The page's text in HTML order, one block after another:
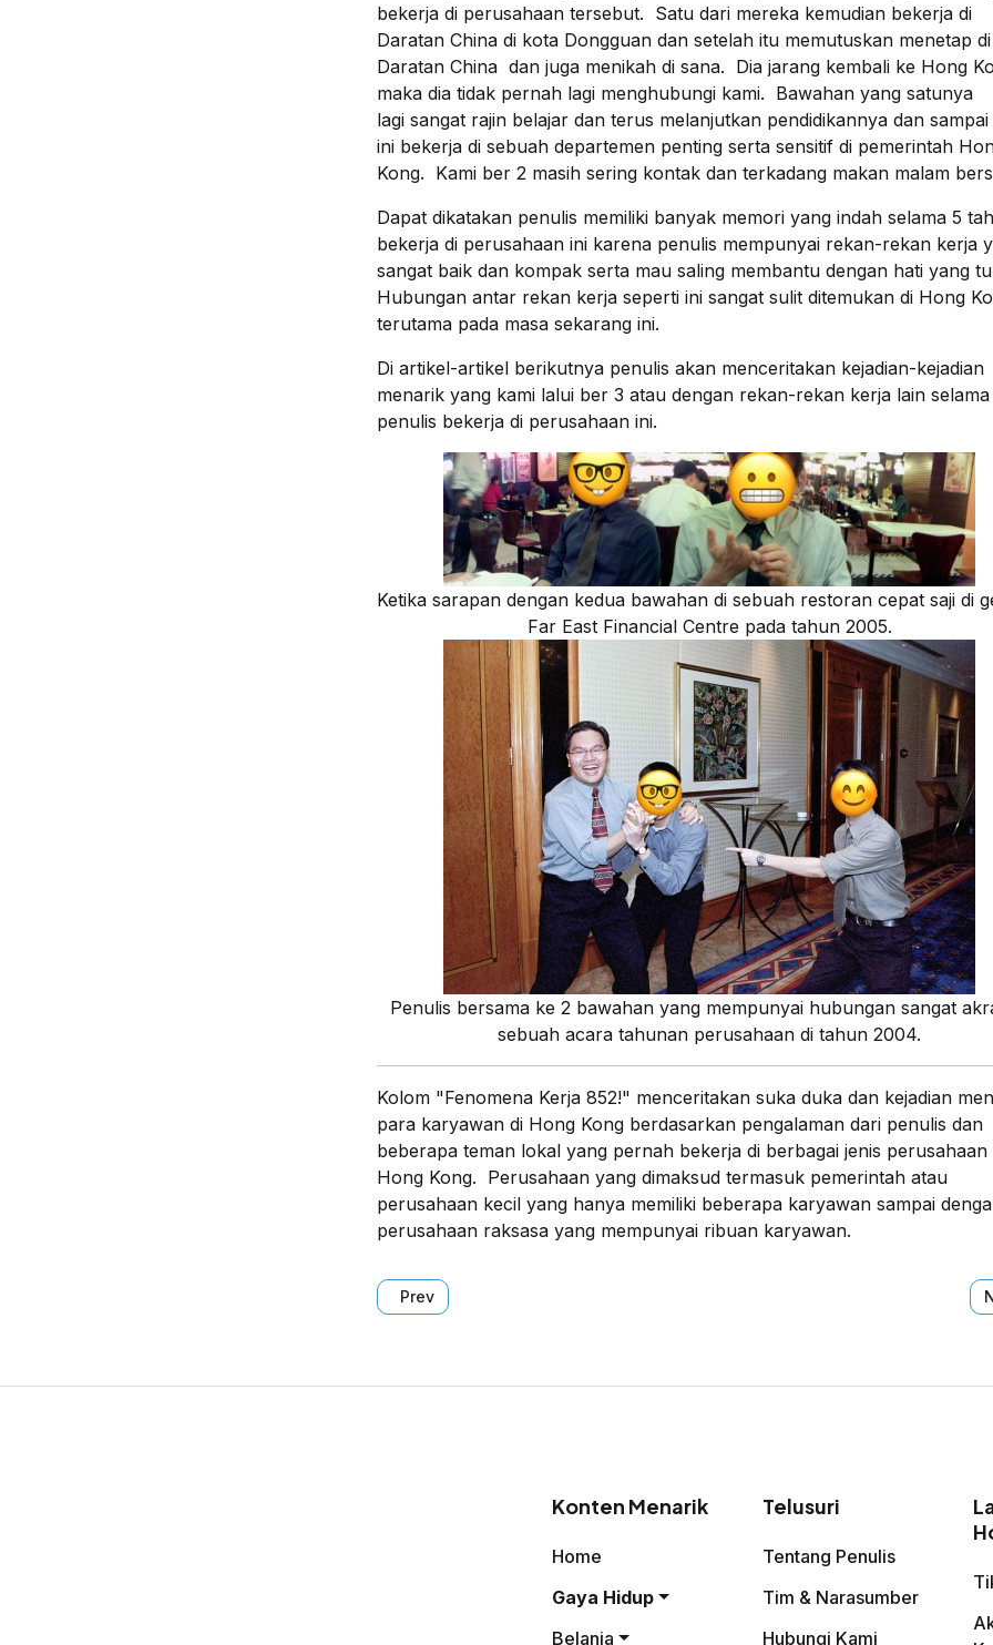
bekerja di perusahaan tersebut. Satu dari mereka kemudian bekerja di
Daratan China di kota Dongguan dan setelah itu memutuskan menetap di
Daratan China dan juga menikah di sana. Dia jarang kembali ke Hong
maka dia tidak pernah lagi menghubungi kami. Bawahan yang satunya
lagi sangat rajin belajar dan terus melanjutkan pendidikannya dan sampai
ini bekerja di sebuah departemen penting serta sensitif di pemerintah
Kong. Kami ber 2 masih sering kontak dan terkadang makan malam
Dapat dikatakan penulis memiliki banyak memori yang indah selama 5
bekerja di perusahaan ini karena penulis mempunyai rekan-rekan kerja
sangat baik dan kompak serta mau saling membantu dengan hati yang
Hubungan antar rekan kerja seperti ini sangat sulit ditemukan di Hong
terutama pada masa sekarang ini.
Di artikel-artikel berikutnya penulis akan menceritakan kejadian-kejadian
menarik yang kami lalui ber 3 atau dengan rekan-rekan kerja lain selama
penulis bekerja di perusahaan ini.
Ketika sarapan dengan kedua bawahan di sebuah restoran cepat saji di
Far East Financial Centre pada tahun 2005.
Penulis bersama ke 2 bawahan yang mempunyai hubungan sangat
sebuah acara tahunan perusahaan di tahun 2004.
Kolom "Fenomena Kerja 852!" menceritakan suka duka dan kejadian
para karyawan di Hong Kong berdasarkan pengalaman dari penulis dan
beberapa teman lokal yang pernah bekerja di berbagai jenis perusahaan
Hong Kong. Perusahaan yang dimaksud termasuk pemerintah atau
perusahaan kecil yang hanya memiliki beberapa karyawan sampai
perusahaan raksasa yang mempunyai ribuan karyawan.
Previous article: Fenomena Kerja +852! #11 Seorang Kepala Departemen
Prev
Konten Menarik
Home
Gaya Hidup
Belanja
Telusuri
Tentang Penulis
Tim & Narasumber
Hubungi Kami